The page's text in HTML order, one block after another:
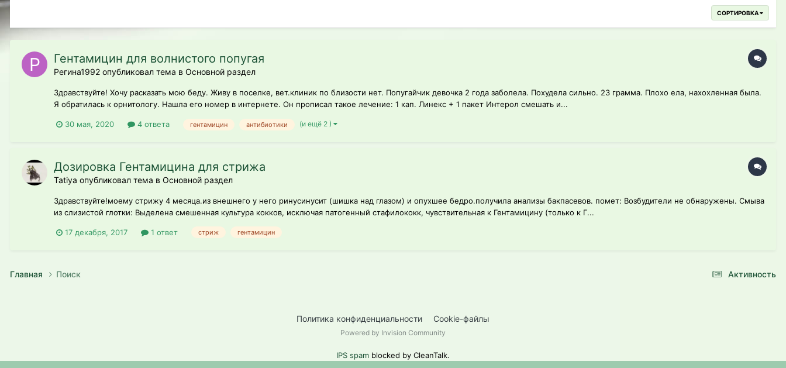
СОРТИРОВКА
Гентамицин для волнистого попугая
Регина1992 опубликовал тема в Основной раздел
Здравствуйте! Хочу расказать мою беду. Живу в поселке, вет.клиник по близости нет. Попугайчик девочка 2 года заболела. Похудела сильно. 23 грамма. Плохо ела, нахохленная была.
Я обратилась к орнитологу. Нашла его номер в интернете. Он прописал такое лечение: 1 кап. Линекс + 1 пакет Интерол смешать и...
30 мая, 2020 4 ответа гентамицин антибиотики (и ещё 2 )
Дозировка Гентамицина для стрижа
Tatiya опубликовал тема в Основной раздел
Здравствуйте!моему стрижу 4 месяца.из внешнего у него ринусинусит (шишка над глазом) и опухшее бедро.получила анализы бакпасевов. помет: Возбудители не обнаружены. Смыва
из слизистой глотки: Выделена смешенная культура кокков, исключая патогенный стафилококк, чувствительная к Гентамицину (только к Г...
17 декабря, 2017 1 ответ стриж гентамицин
Активность
Главная Поиск
Политика конфиденциальности Cookie-файлы
Powered by Invision Community
IPS spam blocked by CleanTalk.